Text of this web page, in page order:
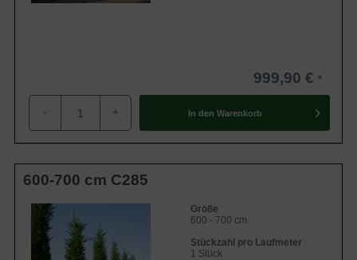
999,90 €
- + In den Warenkorb
600-700 cm C285
Größe
600 - 700 cm
Stückzahl pro Laufmeter
1 Stück